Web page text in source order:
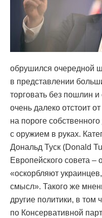
обрушился очередной
в представлении
торговать без пошлин и
очень далеко отстоит
на пороге
с оружием в руках.
Дональд Туск (Donald
Европейского совета –
«оскорбляют
смысл». Такого же
другие политики, в том
по Консервативной